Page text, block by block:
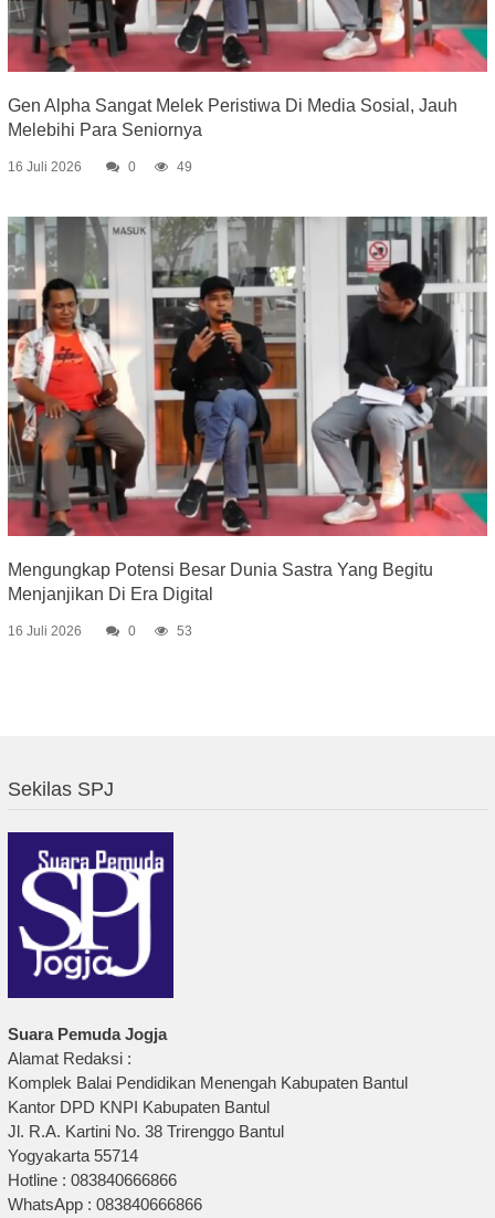
Gen Alpha Sangat Melek Peristiwa Di Media Sosial, Jauh
Melebihi Para Seniornya
16 Juli 2026 0 49
Mengungkap Potensi Besar Dunia Sastra Yang Begitu
Menjanjikan Di Era Digital
16 Juli 2026 0 53
Sekilas SPJ
Suara Pemuda Jogja
Alamat Redaksi :
Komplek Balai Pendidikan Menengah Kabupaten Bantul
Kantor DPD KNPI Kabupaten Bantul
Jl. R.A. Kartini No. 38 Trirenggo Bantul
Yogyakarta 55714
Hotline : 083840666866
WhatsApp : 083840666866